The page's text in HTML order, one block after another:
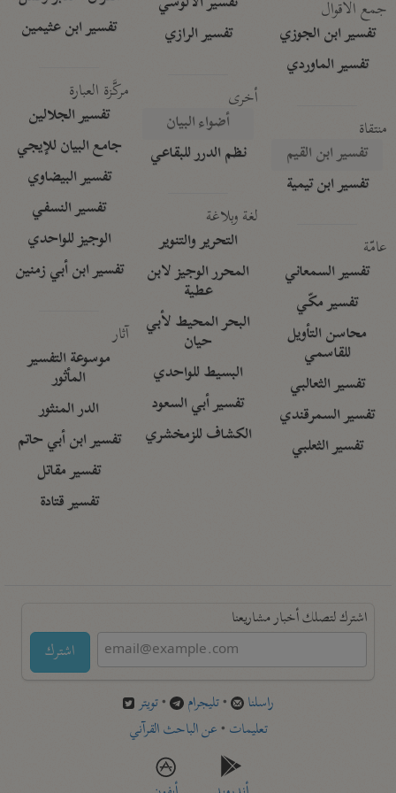
جمع الأقوال
تفسير ابن الجوزي
تفسير الماوردي
منتقاة
تفسير ابن القيم
تفسير ابن تيمية
عامّة
تفسير السمعاني
تفسير مكّي
محاسن التأويل
للقاسمي
تفسير الثعالبي
تفسير السمرقندي
تفسير الثعلبي
تفسير الرازي
أخرى
أضواء البيان
نظم الدرر للبقاعي
لغة وبلاغة
التحرير والتنوير
المحرر الوجيز لابن
عطية
البحر المحيط لأبي
حيان
البسيط للواحدي
تفسير أبي السعود
الكشاف للزمخشري
تفسير ابن عثيمين
مركَّزة العبارة
تفسير الجلالين
جامع البيان للإيجي
تفسير البيضاوي
تفسير النسفي
الوجيز للواحدي
تفسير ابن أبي زمنين
آثار
موسوعة التفسير
المأثور
الدر المنثور
تفسير ابن أبي حاتم
تفسير مقاتل
تفسير قتادة
اشترك لتصلك أخبار مشاريعنا
اشترك
راسلنا •تليجرام •تويتر
تعليمات •عن الباحث القرآني